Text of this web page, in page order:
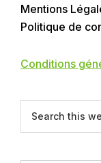
Mentions
Politique de
Conditions